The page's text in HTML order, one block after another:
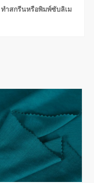
ทำสกรีนหรือพิมพ์ซับลิเม